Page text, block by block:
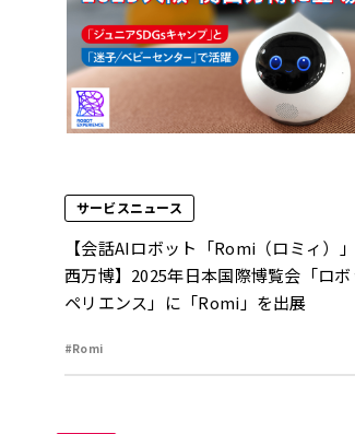
サービスニュース
【会話AIロボット「Romi（ロミィ）
西万博】2025年日本国際博覧会「ロ
ペリエンス」に「Romi」を出展
#Romi